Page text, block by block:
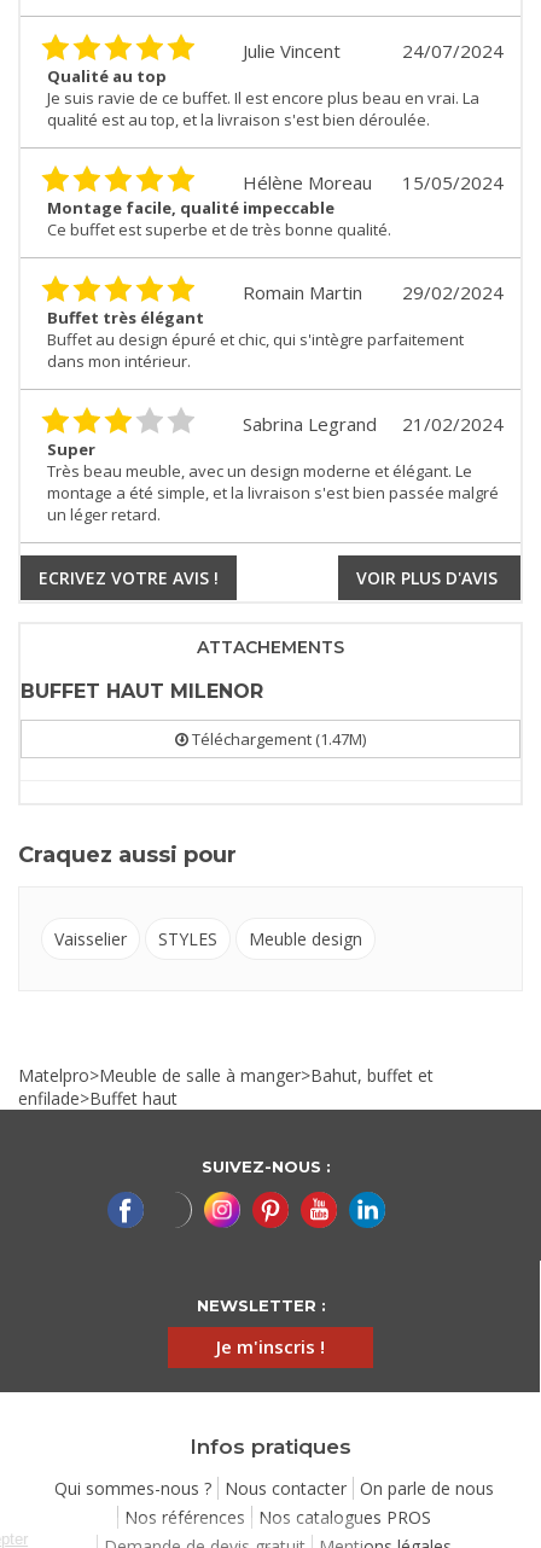
24/07/2024
Julie Vincent
Qualité au top
Je suis ravie de ce buffet. Il est encore plus beau en vrai. La
qualité est au top, et la livraison s'est bien déroulée.
15/05/2024
Hélène Moreau
Montage facile, qualité impeccable
Ce buffet est superbe et de très bonne qualité.
29/02/2024
Romain Martin
Buffet très élégant
Buffet au design épuré et chic, qui s'intègre parfaitement
dans mon intérieur.
21/02/2024
Sabrina Legrand
Super
Très beau meuble, avec un design moderne et élégant. Le
montage a été simple, et la livraison s'est bien passée malgré
un léger retard.
ECRIVEZ VOTRE AVIS ! VOIR PLUS D'AVIS
ATTACHEMENTS
BUFFET HAUT MILENOR
Téléchargement (1.47M)
Craquez aussi pour
Vaisselier STYLES Meuble design
Matelpro>Meuble de salle à manger>Bahut, buffet et
enfilade>Buffet haut
SUIVEZ-NOUS :
NEWSLETTER :
Je m'inscris !
Infos pratiques
Qui sommes-nous ? Nous contacter
On parle de nous
Nos références
Nos catalogues PROS
Continuer sans accepter